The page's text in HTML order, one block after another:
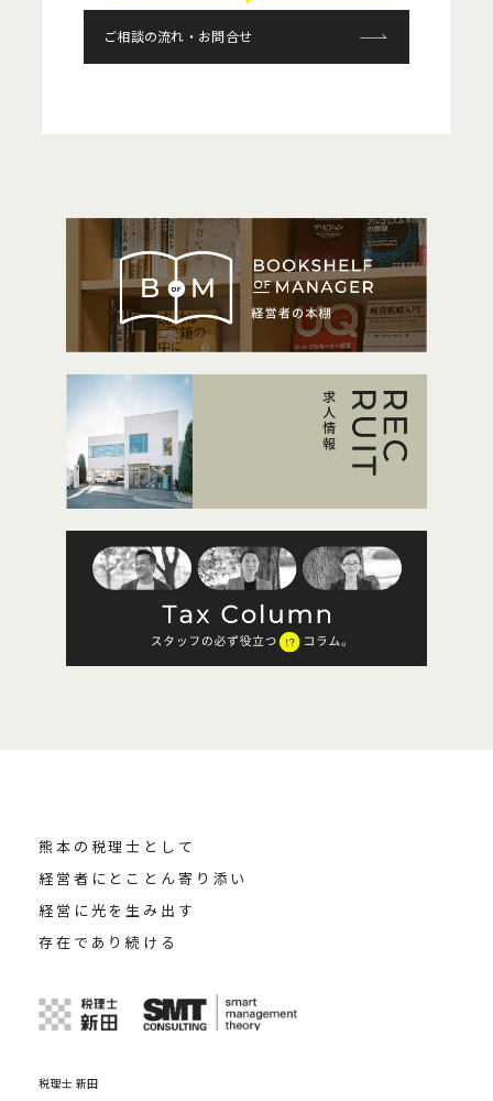
ご相談の流れ・お問合せ
熊本の税理士として
経営者にとことん寄り添い
経営に光を生み出す
存在であり続ける
税理士 新田